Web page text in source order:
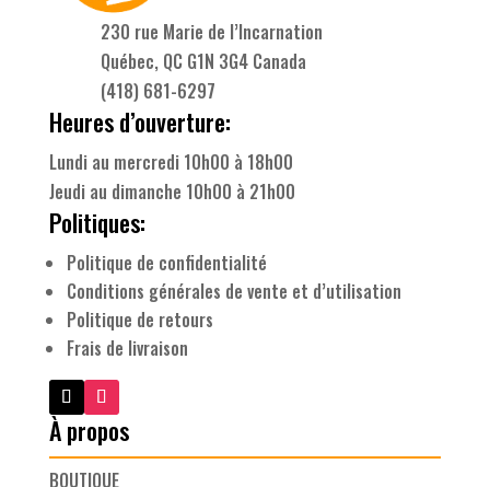
230 rue Marie de l’Incarnation
Québec, QC G1N 3G4 Canada
(418) 681-6297
Heures d’ouverture:
Lundi au mercredi 10h00 à 18h00
Jeudi au dimanche 10h00 à 21h00
Politiques:
Politique de confidentialité
Conditions générales de vente et d’utilisation
Politique de retours
Frais de livraison
À propos
BOUTIQUE